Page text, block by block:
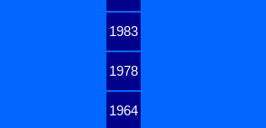
1983
1978
1964